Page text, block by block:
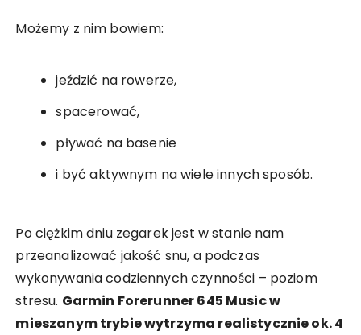
Możemy z nim bowiem:
jeździć na rowerze,
spacerować,
pływać na basenie
i być aktywnym na wiele innych sposób.
Po ciężkim dniu zegarek jest w stanie nam
przeanalizować jakość snu, a podczas
wykonywania codziennych czynności – poziom
stresu. Garmin Forerunner 645 Music w
mieszanym trybie wytrzyma realistycznie ok. 4